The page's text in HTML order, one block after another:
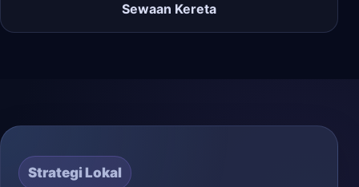
Sewaan Kereta
Strategi Lokal